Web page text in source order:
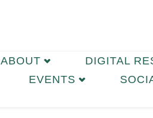
ABOUT DIGITAL
EVENTS